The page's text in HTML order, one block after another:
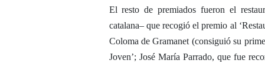
El resto de premiados fueron el
catalana– que recogió el premio al
Coloma de Gramanet (consiguió su
Joven’; José María Parrado, que fue